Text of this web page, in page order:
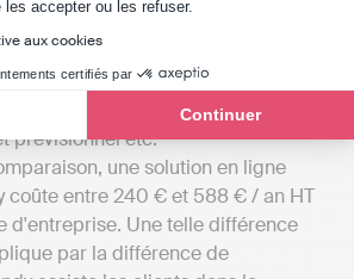
accepter ou les refuser.
aux cookies
certifiés par
Continuer
votre entreprise a des besoins
de trésorerie ou une
d’engagement avec gestion de la
prévisionnel etc.
une solution en ligne
coûte entre 240 € et 588 € / an HT
d'entreprise. Une telle différence
par la différence de